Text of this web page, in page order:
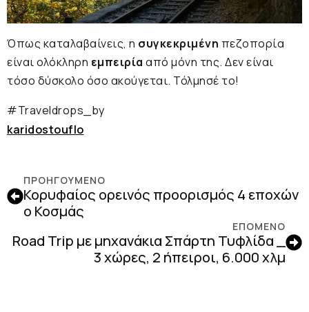
Όπως καταλαβαίνεις, η συγκεκριμένη πεζοπορία
είναι ολόκληρη εμπειρία από μόνη της. Δεν είναι
τόσο δύσκολο όσο ακούγεται. Τόλμησέ το!
#Traveldrops_by
karidostouflo
ΠΡΟΗΓΟΎΜΕΝΟ
Κορυφαίος ορεινός προορισμός 4 εποχών
ο Κοσμάς
ΕΠΟΜΕΝΟ
Road Trip με μηχανάκια Σπάρτη Τυφλίδα _
3 χώρες, 2 ήπειροι, 6.000 χλμ